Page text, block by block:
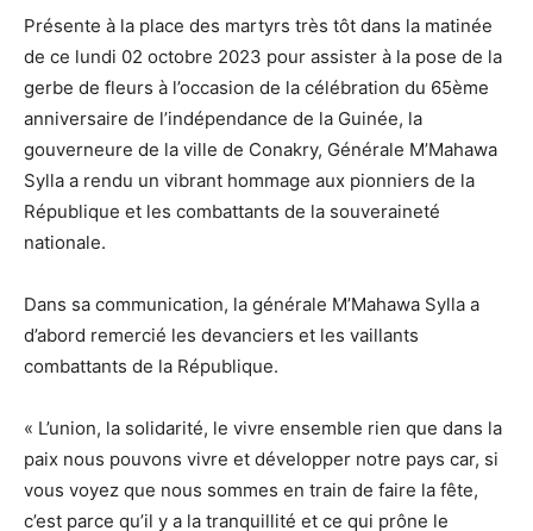
Présente à la place des martyrs très tôt dans la matinée
de ce lundi 02 octobre 2023 pour assister à la pose de la
gerbe de fleurs à l’occasion de la célébration du 65ème
anniversaire de l’indépendance de la Guinée, la
gouverneure de la ville de Conakry, Générale M’Mahawa
Sylla a rendu un vibrant hommage aux pionniers de la
République et les combattants de la souveraineté
nationale.
Dans sa communication, la générale M’Mahawa Sylla a
d’abord remercié les devanciers et les vaillants
combattants de la République.
« L’union, la solidarité, le vivre ensemble rien que dans la
paix nous pouvons vivre et développer notre pays car, si
vous voyez que nous sommes en train de faire la fête,
c’est parce qu’il y a la tranquillité et ce qui prône le